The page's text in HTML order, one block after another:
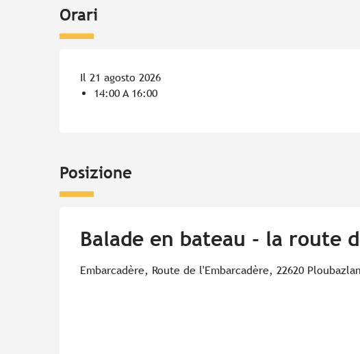
Orari
Il 21 agosto 2026
14:00 A 16:00
Posizione
Balade en bateau - la route
Embarcadère, Route de l'Embarcadère, 22620